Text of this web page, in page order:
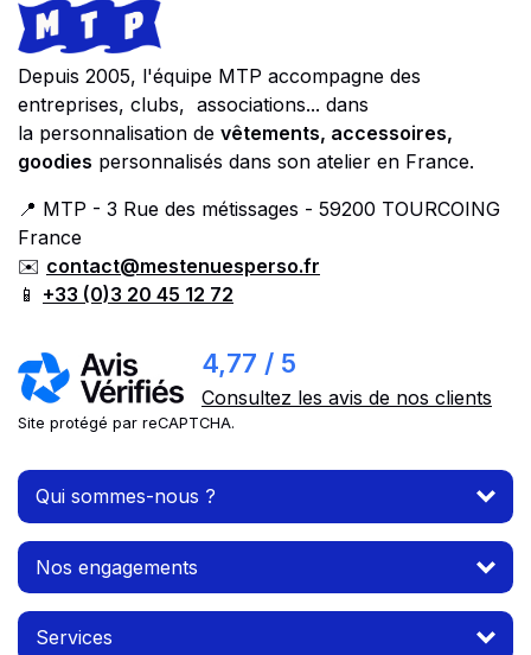
Footer
Store information
Depuis 2005, l'équipe MTP accompagne des
entreprises, clubs, associations... dans
la personnalisation de vêtements, accessoires,
goodies personnalisés dans son atelier en France.
📍 MTP - 3 Rue des métissages - 59200 TOURCOING
France
✉️ contact@mestenuesperso.fr
📱 +33 (0)3 20 45 12 72
4,77 / 5
Consultez les avis de nos clients
Site protégé par reCAPTCHA.
Qui sommes-nous ?
Nos engagements
Services